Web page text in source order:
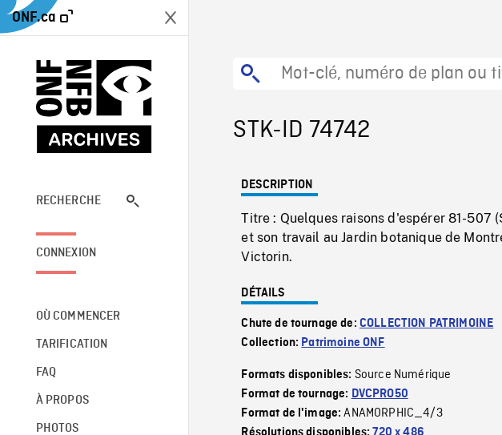
ONF.ca
RECHERCHE
CONNEXION
OÙ COMMENCER
TARIFICATION
FAQ
À PROPOS
PHOTOS
STK-ID 74742
DESCRIPTION
Titre : Quelques raisons d'espérer 81-507
et son travail au Jardin botanique de
Victorin.
DÉTAILS
Chute de tournage de: COLLECTION PATRIMOINE
Collection: Patrimoine ONF
Formats disponibles: Source Numérique
Format de tournage: DVCPRO50
Format de l'image:ANAMORPHIC_4/3